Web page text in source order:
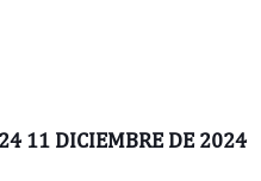
11 DICIEMBRE DE 2024